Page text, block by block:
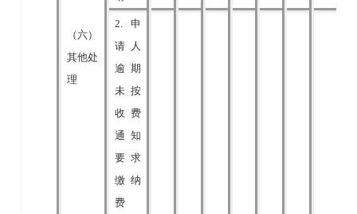
（六）
其他处
理
2.申
请人
逾期
未按
收费
通知
要求
缴纳
费